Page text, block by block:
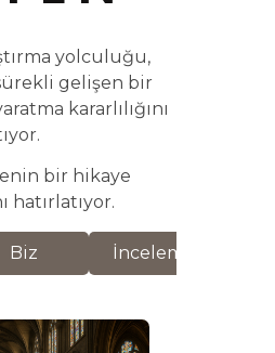
yolculuğu,
gelişen bir
kararlılığını
bir hikaye
hatırlatıyor.
Biz İnceleme